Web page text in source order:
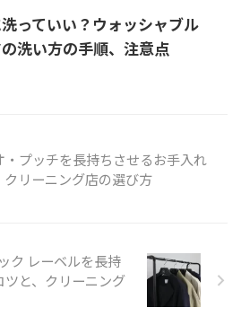
っていい？ウォッシャブル
洗い方の手順、注意点
・プッチを長持ちさせるお手入れ
クリーニング店の選び方
ク レーベルを長持
と、クリーニング